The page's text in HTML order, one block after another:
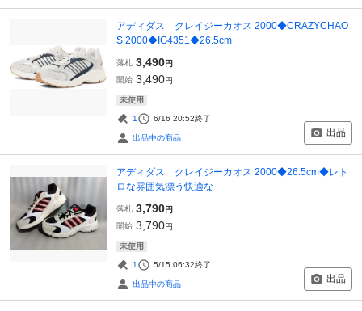
アディダス クレイジーカオス 2000◆CRAZYCHAO
S 2000◆IG4351◆26.5cm
落札 3,490円
開始 3,490円
未使用
1 6/16 20:52終了
出品中の商品 出品
アディダス クレイジーカオス 2000◆26.5cm◆レト
ロな雰囲気漂う快適な
落札 3,790円
開始 3,790円
未使用
1 5/15 06:32終了
出品中の商品 出品